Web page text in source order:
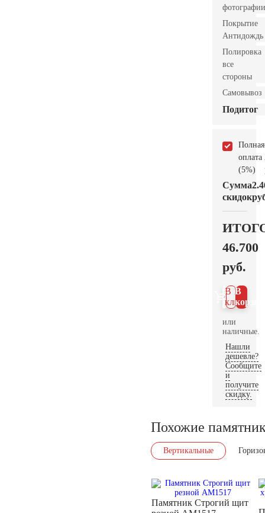
фотографии
Покрытие
Антидождь
Полировка
все
стороны
Самовывоз
Подитог
Полная
оплата
(5%)
Сумма
скидок
46.700
руб.
В
В 1
клик
или
наличные.
Нашли
дешевле?
Сообщите
и
получите
скидку.
Похожие
Вертикальные
Памятник Строгий щит